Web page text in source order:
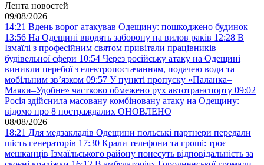
Лента новостей
09/08/2026
14:21 Вдень ворог атакував Одещину: пошкоджено будинок
13:56 На Одещині вводять заборону на вилов раків 12:28 В
Ізмаїлі з професійним святом привітали працівників
будівельної сфери 10:54 Через російську атаку на Одещині
виникли перебої з електропостачанням, подачею води та
мобільним звʼязком 09:57 У пункті пропуску «Паланка–
Маяки–Удобне» частково обмежено рух автотранспорту 09:02
Росія здійснила масовану комбіновану атаку на Одещину:
відомо про 8 постраждалих ОНОВЛЕНО
08/08/2026
18:21 Для медзакладів Одещини польські партнери передали
шість генераторів 17:30 Крали телефони та гроші: троє
мешканців Ізмаїльського району понесуть відповідальність за